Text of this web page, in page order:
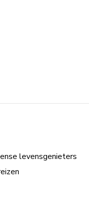
levensgenieters